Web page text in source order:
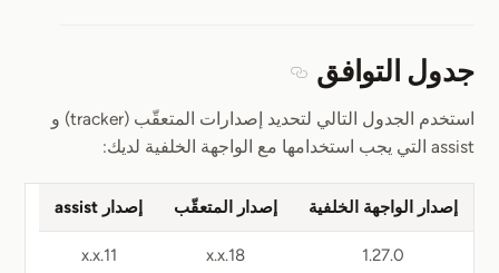
جدول التوافق
استخدم الجدول التالي لتحديد إصدارات المتعقّب (tracker) و
assist التي يجب استخدامها مع الواجهة الخلفية لديك:
إصدار الواجهة الخلفية إصدار المتعقّب إصدار assist
1.27.0
18.x.x
11.x.x